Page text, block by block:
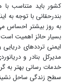
کشور باید متناسب
بندرحقانی با توجه به
به روز بیشتر احساس
بسیار حائز اهمیت
ایمنی ترددهای
مدیرکل بنادر و
خدمات رسانی بهتر به
سطح زندگی ساحل